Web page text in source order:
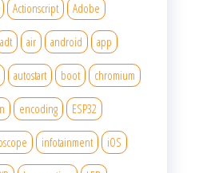
Actionscript Adobe
adt air android app
autostart boot chromium
encoding ESP32
infotainment iOS